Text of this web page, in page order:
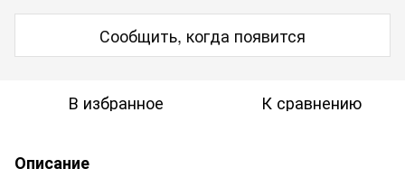
Сообщить, когда появится
В избранное К сравнению
Описание